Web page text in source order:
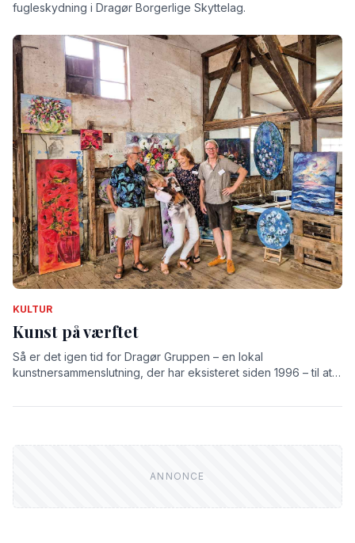
fugleskydning i Dragør Borgerlige Skyttelag.
KULTUR
Kunst på værftet
Så er det igen tid for Dragør Gruppen – en lokal
kunstnersammenslutning, der har eksisteret siden 1996 – til at